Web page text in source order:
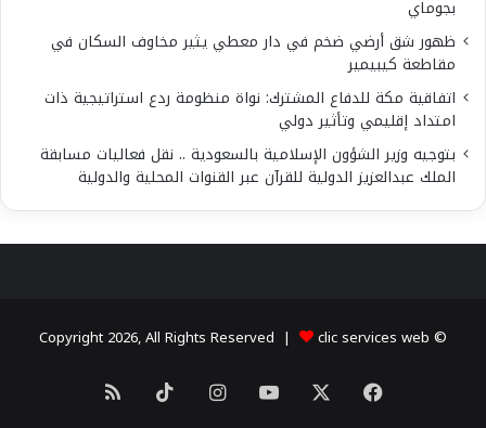
بجوماي
ظهور شق أرضي ضخم في دار معطي يثير مخاوف السكان في
مقاطعة كيبيمير
اتفاقية مكة للدفاع المشترك: نواة منظومة ردع استراتيجية ذات
امتداد إقليمي وتأثير دولي
بتوجيه وزير الشؤون الإسلامية بالسعودية .. نقل فعاليات مسابقة
الملك عبدالعزيز الدولية للقرآن عبر القنوات المحلية والدولية
© Copyright 2026, All Rights Reserved |
clic services web
فيسبوك يوتيوبانستقرام ‫TikTokملخص